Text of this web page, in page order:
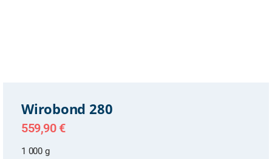
Wirobond 280
559,90 €
1 000 g